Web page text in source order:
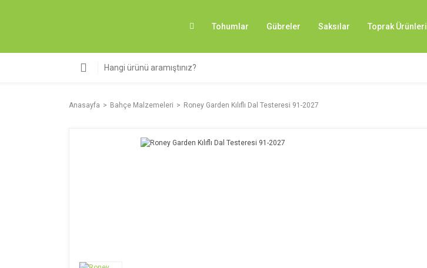
Tohumlar Gübreler Saksılar Toprak Ürünleri
Anasayfa Bahçe Malzemeleri Roney Garden Kılıflı Dal Testeresi 91-2027